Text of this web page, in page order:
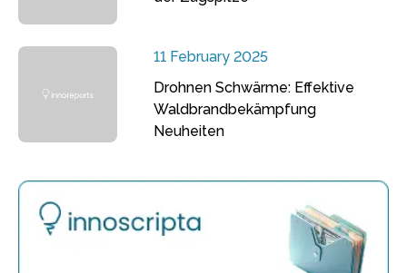
11 February 2025
Drohnen Schwärme: Effektive
Waldbrandbekämpfung
Neuheiten